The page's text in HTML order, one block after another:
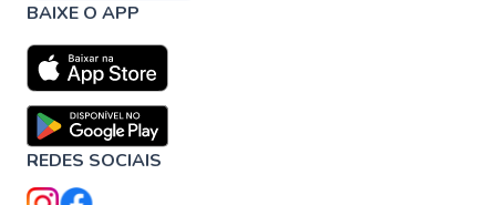
BAIXE O APP
REDES SOCIAIS